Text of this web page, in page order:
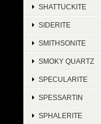
SHATTUCKITE
SIDERITE
SMITHSONITE
SMOKY QUARTZ
SPECULARITE
SPESSARTIN
SPHALERITE